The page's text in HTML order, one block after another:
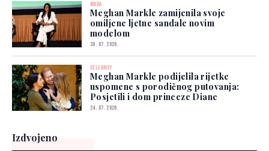
MODA
Meghan Markle zamijenila svoje
omiljene ljetne sandale novim
modelom
30. 07. 2026.
CELEBRITY
Meghan Markle podijelila rijetke
uspomene s porodičnog putovanja:
Posjetili i dom princeze Diane
24. 07. 2026.
Izdvojeno